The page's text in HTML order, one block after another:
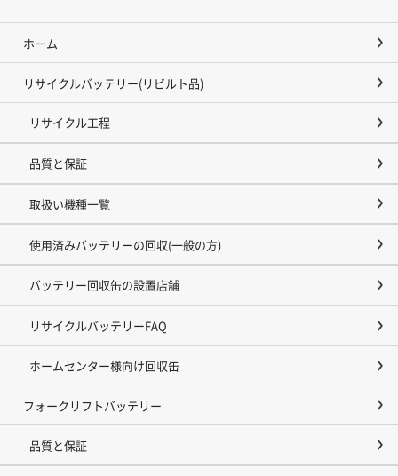
ホーム
リサイクルバッテリー(リビルト品)
リサイクル工程
品質と保証
取扱い機種一覧
使用済みバッテリーの回収(一般の方)
バッテリー回収缶の設置店舗
リサイクルバッテリーFAQ
ホームセンター様向け回収缶
フォークリフトバッテリー
品質と保証